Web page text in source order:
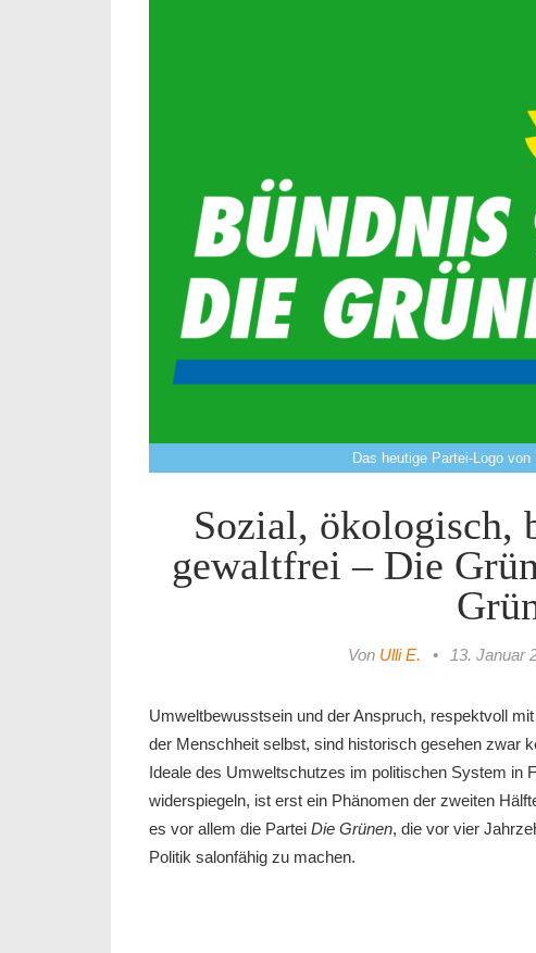
Das heutige Partei-Logo
Sozial, ökologisch,
gewaltfrei – Die
Von Ulli E. • 13. Januar
Umweltbewusstsein und der Anspruch, respektvoll
der Menschheit selbst, sind historisch gesehen zwar
Ideale des Umweltschutzes im politischen System in
widerspiegeln, ist erst ein Phänomen der zweiten
es vor allem die Partei Die Grünen, die vor vier
Politik salonfähig zu machen.